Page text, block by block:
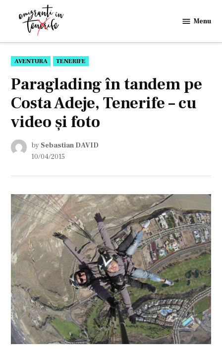
in
Menu
POSTED
IN
AVENTURA TENERIFE
Paraglading în tandem pe
Costa Adeje, Tenerife – cu
video și foto
by Sebastian DAVID
10/04/2015